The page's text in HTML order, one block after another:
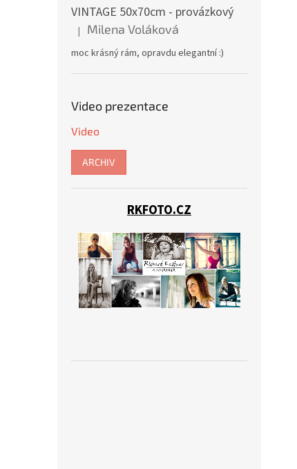
VINTAGE 50x70cm - provázkový
Hodnocení produktu je 5 z 5 hvězdiček.
| Milena Voláková
moc krásný rám, opravdu elegantní :)
Video prezentace
Video
ARCHIV
RKFOTO.CZ